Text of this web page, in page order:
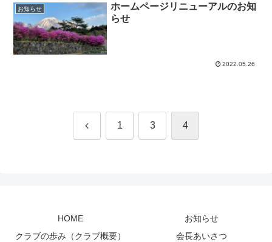
お知らせ
ホームページリニューアルのお知
らせ
2022.05.26
前 1 3 4
HOME
お知らせ
クラブの歩み（クラブ概要）
会長あいさつ